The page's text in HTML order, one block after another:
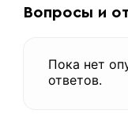
Вопросы и
Пока нет
ответов.